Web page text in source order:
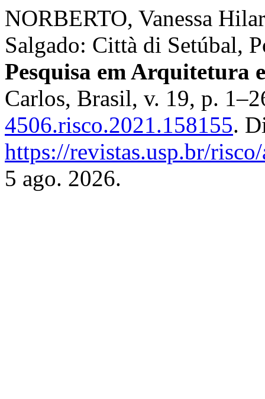
NORBERTO, Vanessa
Salgado: Città di Setúbal,
Pesquisa em Arquitetura
Carlos, Brasil, v. 19, p.
4506.risco.2021.158155.
https://revistas.usp.br/
5 ago. 2026.